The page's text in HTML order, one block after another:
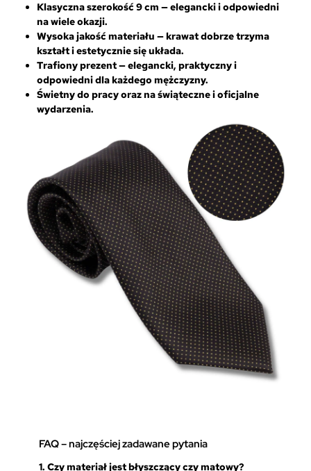
Klasyczna szerokość 9 cm — elegancki i odpowiedni
na wiele okazji.
Wysoka jakość materiału —krawat dobrze trzyma
kształt i estetycznie się układa.
Trafiony prezent — elegancki, praktyczny i
odpowiedni dla każdego mężczyzny.
Świetny do pracy oraz na świąteczne i oficjalne
wydarzenia.
FAQ – najczęściej zadawane pytania
1. Czy materiał jest błyszczący czy matowy?